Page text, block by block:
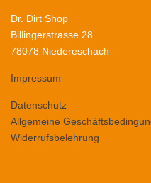
Dr. Dirt Shop
Billingerstrasse 28
78078 Niedereschach
Impressum
Datenschutz
Allgemeine
Widerrufsbelehrung